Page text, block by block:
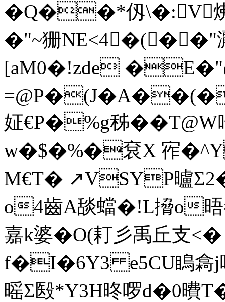
�Q��*仭\�:V炥
�"~狦NE<4�(��"
[aM0�!zde
姃€P�%g秭
w�$�%�袞X 宱�
M€T� ↗VSYP曥
o4齒A舕蟷�!L搚o
嘉k婆�O(耓彡禹丘支<�
f�I�6Y3 e5CU瞗樖j
暚Σ殹*Y3H昸啰d�0曊